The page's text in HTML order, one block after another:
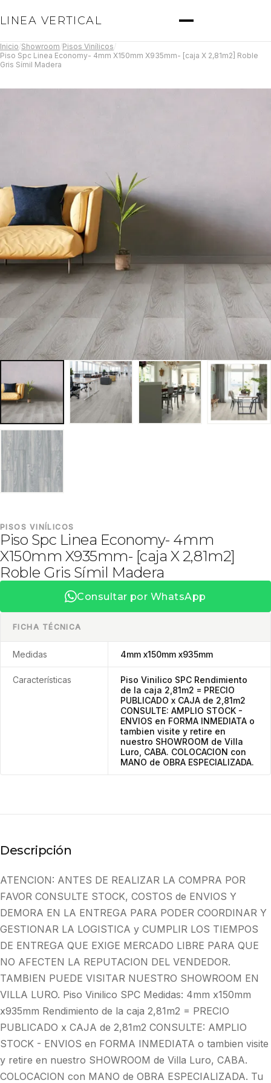
LINEA VERTICAL
Inicio Showroom Pisos Vinílicos
Piso Spc Linea Economy- 4mm X150mm X935mm- [caja X 2,81m2] Roble
Gris Símil Madera
PISOS VINÍLICOS
Piso Spc Linea Economy- 4mm
X150mm X935mm- [caja X 2,81m2]
Roble Gris Símil Madera
Consultar por WhatsApp
FICHA TÉCNICA
Medidas 4mm x150mm x935mm
Características
Piso Vinilico SPC Rendimiento
de la caja 2,81m2 = PRECIO
PUBLICADO x CAJA de 2,81m2
CONSULTE: AMPLIO STOCK -
ENVIOS en FORMA INMEDIATA o
tambien visite y retire en
nuestro SHOWROOM de Villa
Luro, CABA. COLOCACION con
MANO de OBRA ESPECIALIZADA.
Descripción
ATENCION: ANTES DE REALIZAR LA COMPRA POR
FAVOR CONSULTE STOCK, COSTOS de ENVIOS Y
DEMORA EN LA ENTREGA PARA PODER COORDINAR Y
GESTIONAR LA LOGISTICA y CUMPLIR LOS TIEMPOS
DE ENTREGA QUE EXIGE MERCADO LIBRE PARA QUE
NO AFECTEN LA REPUTACION DEL VENDEDOR.
TAMBIEN PUEDE VISITAR NUESTRO SHOWROOM EN
VILLA LURO. Piso Vinilico SPC Medidas: 4mm x150mm
x935mm Rendimiento de la caja 2,81m2 = PRECIO
PUBLICADO x CAJA de 2,81m2 CONSULTE: AMPLIO
STOCK - ENVIOS en FORMA INMEDIATA o tambien visite
y retire en nuestro SHOWROOM de Villa Luro, CABA.
COLOCACION con MANO de OBRA ESPECIALIZADA. Tu